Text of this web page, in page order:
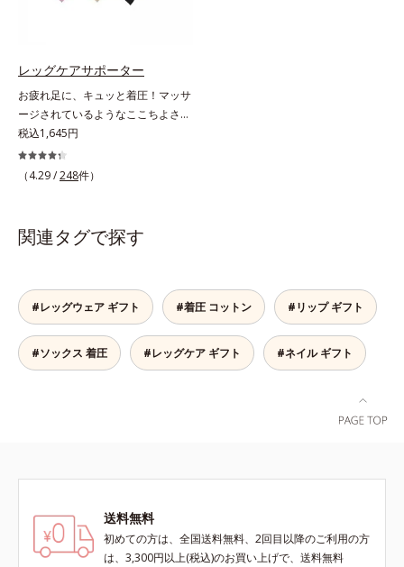
サッとはけ、お出かけに手間取りま
レッグケアサポーター
お疲れ足に、キュッと着圧！マッサ
ージされているようなここちよさ。
3段階着圧で、足スッキリ！足首は
ギュッと引き締め、ふくらはぎに向
かうほどソフトになる「3段階着
で、足スッキリ！を実感します。立
ち仕事の方はもちろん、飛行機や新
らか、ラクに動ける！よく伸びる糸
を使い、筋肉の動きに応じて前後の
生地を編み分けているから、着圧サ
ポーターにありがちなキツさがあり
税込1,645円
（4.29 /248件）
関連タグで探す
#レッグウェア ギフト #着圧 コットン #リップ ギフト
#ソックス 着圧 #レッグケア ギフト #ネイル ギフト
送料無料
初めての方は、全国送料無料、2回目以降のご利用の方
は、3,300円以上(税込)のお買い上げで、送料無料